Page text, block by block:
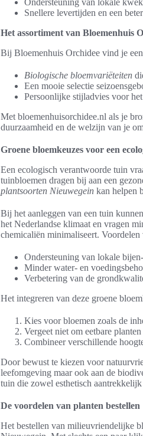
Ondersteuning van lokale
Snellere levertijden en een
Het assortiment van Bloemenhuis
Bij Bloemenhuis Orchidee vind je
Biologische bloemvariëteiten
Een mooie selectie
Persoonlijke stijladvies voor
Met bloemenhuisorchidee.nl als je
duurzaamheid en de welzijn van je
Groene bloemkeuzes voor een
Een ecologisch verantwoorde tuin
tuinbloemen dragen bij aan een
plantsoorten Nieuwegein kan helpen
Bij het aanleggen van een tuin
het Nederlandse klimaat en vragen
chemicaliën minimaliseert.
Ondersteuning van lokale
Minder water- en
Verbetering van de
Het integreren van deze groene
Kies voor bloemen zoals de
Vergeet niet om eetbare
Combineer verschillende
Door bewust te kiezen voor
leefomgeving maar ook aan de
tuin die zowel esthetisch
De voordelen van planten bestellen
Het bestellen van milieuvriendelijke